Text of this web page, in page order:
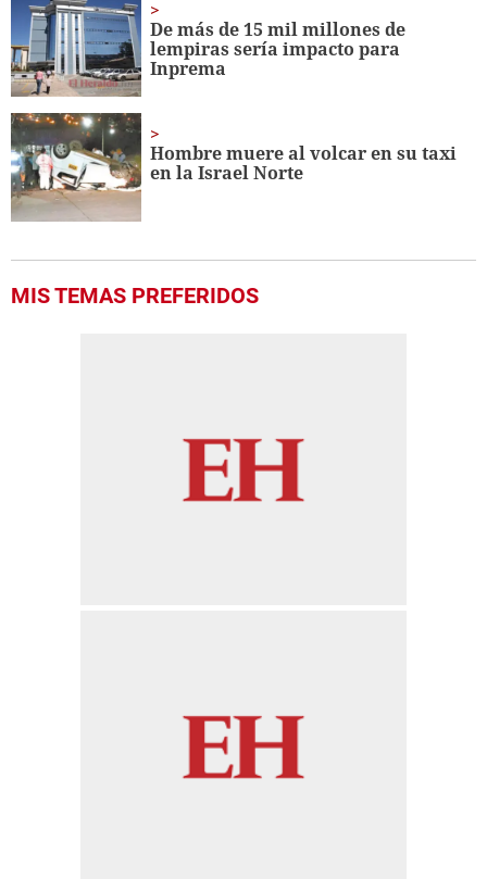
De más de 15 mil millones de
lempiras sería impacto para
Inprema
Hombre muere al volcar en su taxi
en la Israel Norte
MIS TEMAS PREFERIDOS